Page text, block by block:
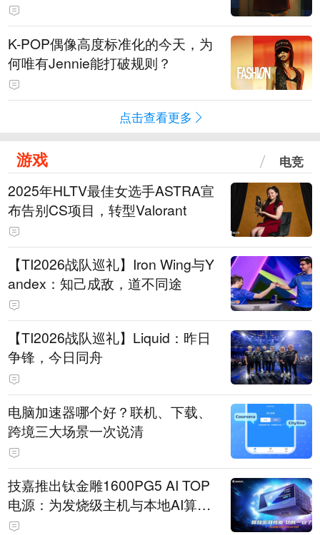
K-POP偶像高度标准化的今天，为
何唯有Jennie能打破规则？
点击查看更多
游戏 电竞
2025年HLTV最佳女选手ASTRA宣
布告别CS项目，转型Valorant
【TI2026战队巡礼】Iron Wing与Y
andex：知己成敌，道不同途
【TI2026战队巡礼】Liquid：昨日
争锋，今日同舟
电脑加速器哪个好？联机、下载、
跨境三大场景一次说清
技嘉推出钛金雕1600PG5 AI TOP
电源：为发烧级主机与本地AI算力
打造旗舰供电方案